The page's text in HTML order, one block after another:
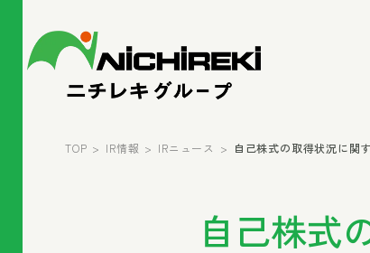
TOP IR情報 IRニュース 自己株式の取得状況に関
自己株式